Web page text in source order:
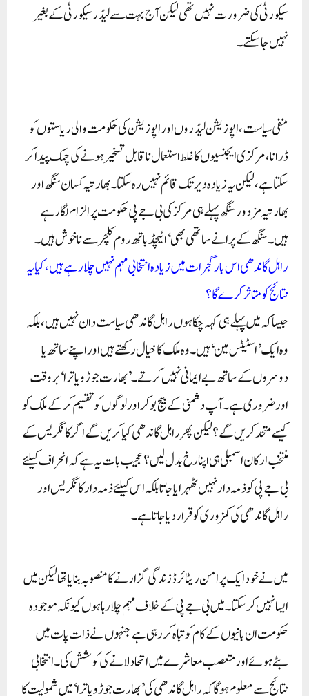
سیکورٹی کی ضرورت نہیں تھی لیکن آج بہت سے لیڈر سیکورٹی کے بغیر
نہیں جا سکتے۔
منفی سیاست، اپوزیشن لیڈروں اور اپوزیشن کی حکومت والی ریاستوں کو
ڈرانا، مرکزی ایجنسیوں کا غلط استعمال ناقابل تسخیر ہونے کی چمک پیدا کر
سکتا ہے، لیکن یہ زیادہ دیر تک قائم نہیں رہ سکتا۔ بھارتیہ کسان سنگھ اور
بھارتیہ مزدور سنگھ پہلے ہی مرکز کی بی جے پی حکومت پر الزام لگا رہے
ہیں۔ سنگھ کے پرانے ساتھی بھی ‘اٹیچڈ باتھ روم کلچر سے ناخوش ہیں۔
راہل گاندھی اس بار گجرات میں زیادہ انتخابی مہم نہیں چلا رہے ہیں، کیا یہ
نتائج کو متاثر کرے گا؟
جیسا کہ میں پہلے ہی کہہ چکا ہوں راہل گاندھی سیاست دان نہیں ہیں، بلکہ
وہ ایک ’اسٹیٹس مین‘ ہیں۔ وہ ملک کا خیال رکھتے ہیں اور اپنے ساتھ یا
دوسروں کے ساتھ بے ایمانی نہیں کرتے۔ ’بھارت جوڑو یاترا‘ بروقت
اور ضروری ہے۔ آپ دشمنی کے بیج بو کر اور لوگوں کو تقسیم کر کے ملک کو
کیسے متحد کریں گے؟ لیکن پھر راہل گاندھی کیا کریں گے اگر کانگریس کے
منتخب ارکان اسمبلی ہی اپنا رخ بدل لیں؟ عجیب بات یہ ہے کہ انحراف کیلئے
بی جے پی کو ذمہ دار نہیں ٹھہرایا جاتا بلکہ اس کیلئے ذمہ دار کانگریس اور
راہل گاندھی کی کمزوری کو قرار دیا جاتا ہے۔
میں نے خود ایک پرامن ریٹائرڈ زندگی گزارنے کا منصوبہ بنایا تھا لیکن میں
ایسا نہیں کر سکتا۔ میں بی جے پی کے خلاف مہم چلا رہا ہوں کیونکہ موجودہ
حکومت ان بانیوں کے کام کو تباہ کر رہی ہے جنہوں نے ذات پات میں
بٹے ہوئے اور متعصب معاشرے میں اتحاد لانے کی کوشش کی۔ انتخابی
نتائج سے معلوم ہوگا کہ راہل گاندھی کی ’بھارت جوڑو یاترا‘ میں شمولیت کا